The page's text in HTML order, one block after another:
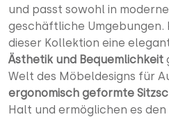
und passt sowohl in
geschäftliche Umgebungen.
dieser Kollektion eine
Ästhetik und Bequemlichkeit
Welt des Möbeldesigns für
ergonomisch geformte
Halt und ermöglichen es